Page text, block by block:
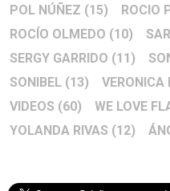
POL NÚÑEZ (15) ROCIO
ROCÍO OLMEDO (10)
SERGY GARRIDO (11)
SONIBEL (13) VERONICA
VIDEOS (60) WE LOVE
YOLANDA RIVAS (12)